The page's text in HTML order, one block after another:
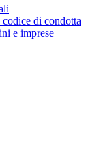
di condotta
e imprese